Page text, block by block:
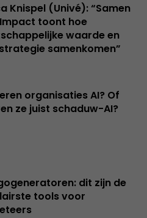
Knispel (Univé): “Samen
toont hoe
waarde en
samenkomen”
organisaties AI? Of
ze juist schaduw-AI?
dit zijn de
tools voor